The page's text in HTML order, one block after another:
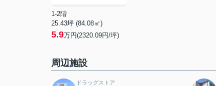
1-2階
25.43坪 (84.08㎡)
5.9万円(2320.09円/坪)
周辺施設
ドラッグストア